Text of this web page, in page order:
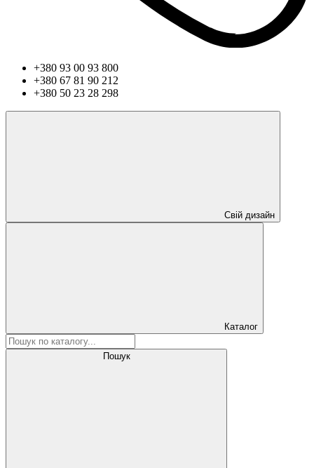
+380 93 00 93 800
+380 67 81 90 212
+380 50 23 28 298
Свій дизайн
Каталог
Пошук